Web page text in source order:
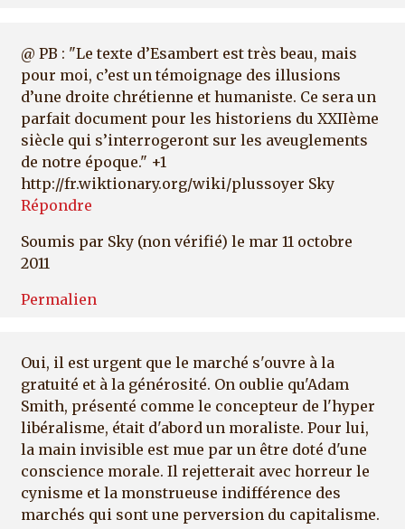
@ PB : "Le texte d’Esambert est très beau, mais
pour moi, c’est un témoignage des illusions
d’une droite chrétienne et humaniste. Ce sera un
parfait document pour les historiens du XXIIème
siècle qui s’interrogeront sur les aveuglements
de notre époque." +1
http://fr.wiktionary.org/wiki/plussoyer Sky
Répondre
Soumis par Sky (non vérifié) le mar 11 octobre
2011
Permalien
Oui, il est urgent que le marché s'ouvre à la
gratuité et à la générosité. On oublie qu'Adam
Smith, présenté comme le concepteur de l'hyper
libéralisme, était d'abord un moraliste. Pour lui,
la main invisible est mue par un être doté d'une
conscience morale. Il rejetterait avec horreur le
cynisme et la monstrueuse indifférence des
marchés qui sont une perversion du capitalisme.